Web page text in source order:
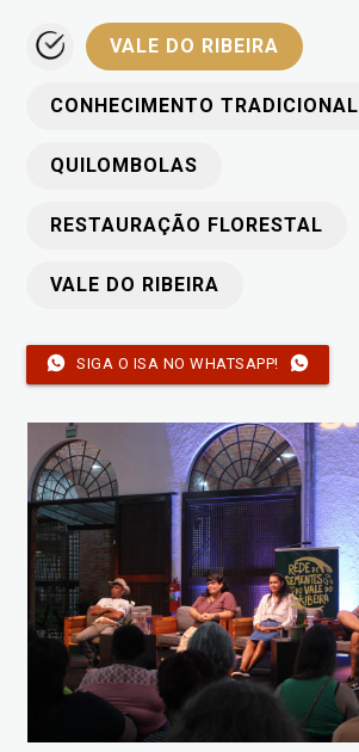
VALE DO RIBEIRA
CONHECIMENTO TRADICIONAL
QUILOMBOLAS
RESTAURAÇÃO FLORESTAL
VALE DO RIBEIRA
SIGA O ISA NO WHATSAPP!
Imagem